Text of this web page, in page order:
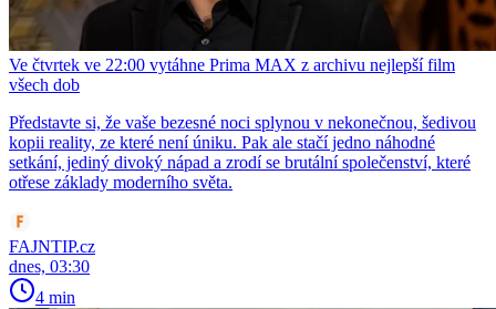
Ve čtvrtek ve 22:00 vytáhne Prima MAX z archivu nejlepší film
všech dob
Představte si, že vaše bezesné noci splynou v nekonečnou, šedivou
kopii reality, ze které není úniku. Pak ale stačí jedno náhodné
setkání, jediný divoký nápad a zrodí se brutální společenství, které
otřese základy moderního světa.
FAJNTIP.cz
dnes, 03:30
4 min